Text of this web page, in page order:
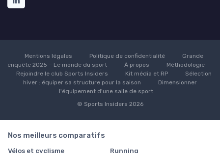
Mentions légales Politique de confidentialité
Grande
enquête 2025 – Le monde du sport
À propos
Méthodologie
Rejoindre le club Sports Insiders
Kit média et RP
Sélection
hiver : équiper sa structure pour la saison
Dimensionner
l'équipement d'une salle de sport
© Sports Insiders 2026
Nos meilleurs comparatifs
Vélos et cyclisme Running